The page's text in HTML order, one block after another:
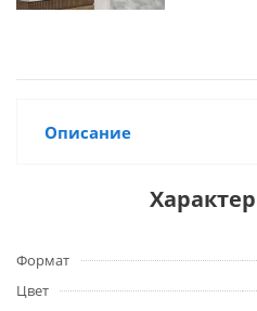
Описание
Формат
Цвет